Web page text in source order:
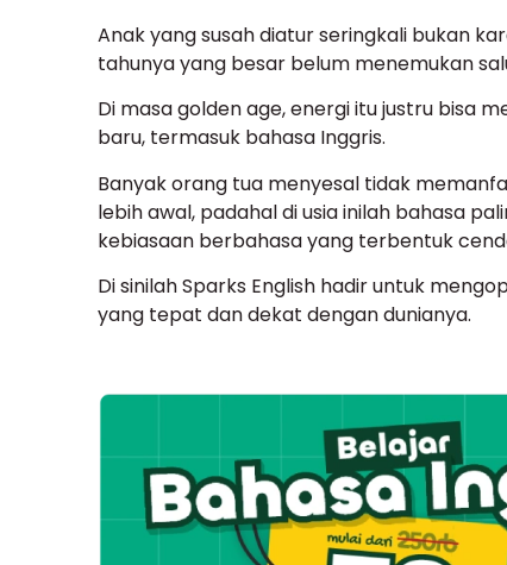
Anak yang susah diatur seringkali bukan
tahunya yang besar belum menemukan
Di masa golden age, energi itu justru bisa
baru, termasuk bahasa Inggris.
Banyak orang tua menyesal tidak
lebih awal, padahal di usia inilah bahasa
kebiasaan berbahasa yang terbentuk
Di sinilah Sparks English hadir untuk
yang tepat dan dekat dengan dunianya.